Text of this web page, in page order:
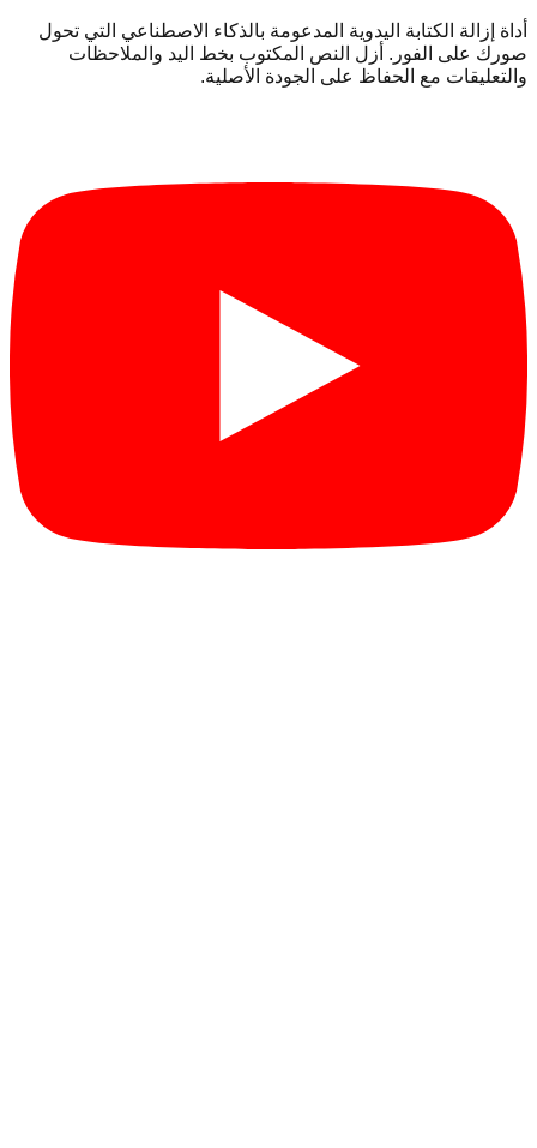
أداة إزالة الكتابة اليدوية المدعومة بالذكاء الاصطناعي التي تحول
صورك على الفور. أزل النص المكتوب بخط اليد والملاحظات
والتعليقات مع الحفاظ على الجودة الأصلية.